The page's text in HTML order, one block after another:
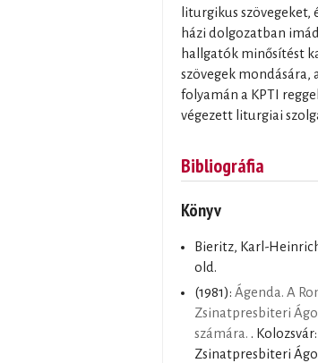
liturgikus szövegeket,
házi dolgozatban
hallgatók minősítést
szövegek mondására,
folyamán a KPTI
végezett liturgiai
Bibliográfia
Könyv
Bieritz, Karl-
old.
(1981): Ágenda. A
Zsinatpresbiteri
számára. .
Zsinatpresbiteri